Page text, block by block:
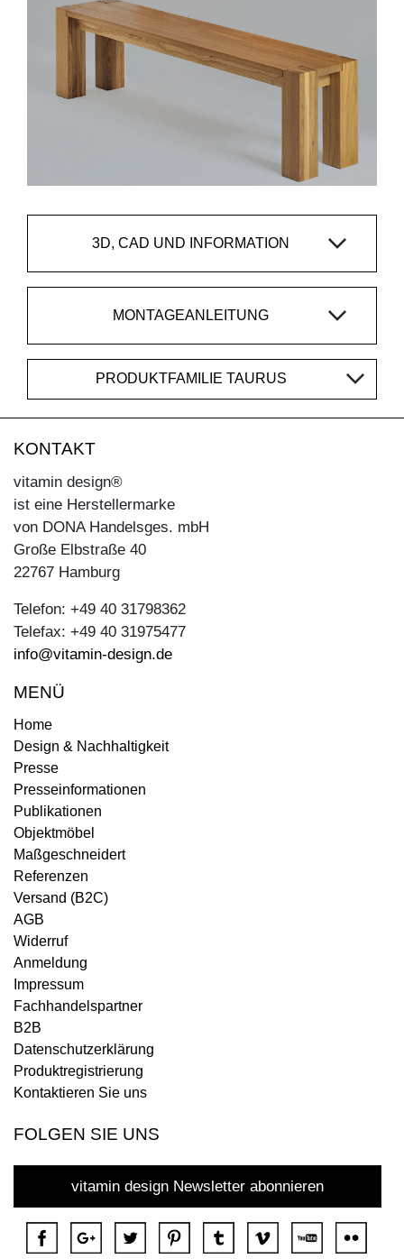
3D, CAD UND INFORMATION
MONTAGEANLEITUNG
PRODUKTFAMILIE TAURUS
KONTAKT
vitamin design®
ist eine Herstellermarke
von DONA Handelsges. mbH
Große Elbstraße 40
22767 Hamburg
Telefon: +49 40 31798362
Telefax: +49 40 31975477
info@vitamin-design.de
MENÜ
Home
Design & Nachhaltigkeit
Presse
Presseinformationen
Publikationen
Objektmöbel
Maßgeschneidert
Referenzen
Versand (B2C)
AGB
Widerruf
Anmeldung
Impressum
Fachhandelspartner
B2B
Datenschutzerklärung
Produktregistrierung
Kontaktieren Sie uns
FOLGEN SIE UNS
vitamin design Newsletter abonnieren